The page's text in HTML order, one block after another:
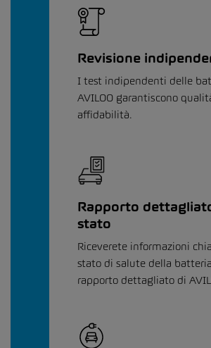
Revisione
I test indipendenti delle
AVILOO garantiscono
affidabilità.
Rapporto
stato
Riceverete informazioni
stato di salute della
rapporto dettagliato di